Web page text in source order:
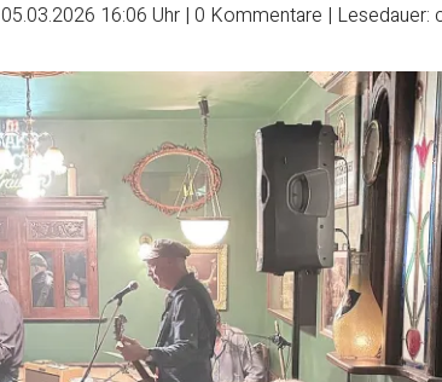
05.03.2026 16:06 Uhr | 0 Kommentare | Lesedauer: